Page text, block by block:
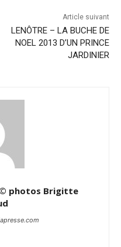
Article suivant
LENÔTRE – LA BUCHE DE
NOEL 2013 D’UN PRINCE
JARDINIER
© photos Brigitte